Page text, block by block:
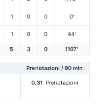
1 0 0 0'
1 0 0 44'
5 3 0 1107'
Prenotazioni / 90 min
0.31 Prenotazioni